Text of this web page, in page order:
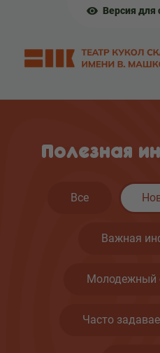
Версия для
Полезная
Все
Важная
Молодежный
Часто